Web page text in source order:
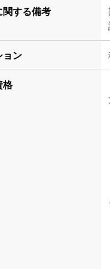
関する備考
ョン
格